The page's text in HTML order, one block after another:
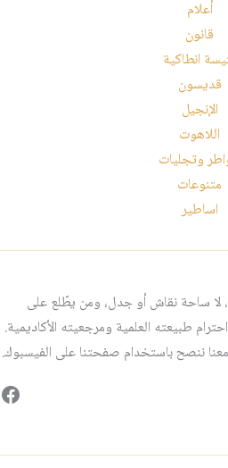
أعلام
قانون
انطاكية
قديسون
الإنجيل
اللاهوت
وتجليات
متنوعات
اساطير
لا ساحة نقاش أو جدل، ومن يطّلع على
طبيعته العلمية ومرجعيته الأكاديمية.
ننصح باستخدام صفحتنا على الفيسبوك.